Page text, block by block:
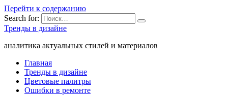
Перейти к содержанию
Search for:
Тренды в дизайне
аналитика актуальных стилей и материалов
Главная
Тренды в дизайне
Цветовые палитры
Ошибки в ремонте